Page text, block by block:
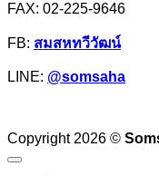
FAX: 02-225-9646
FB: สมสหทวีวัฒน์
LINE: @somsaha
Copyright 2026 ©